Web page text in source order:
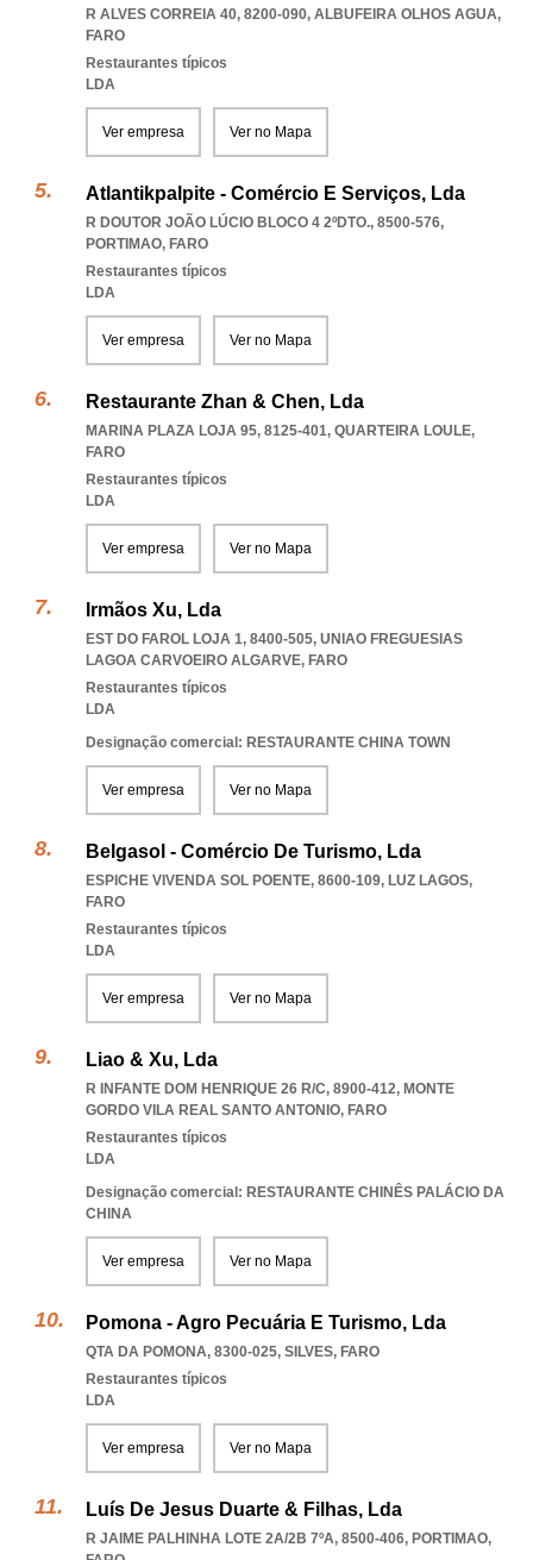
R ALVES CORREIA 40, 8200-090, ALBUFEIRA OLHOS AGUA,
FARO
Restaurantes típicos
LDA
Ver empresa Ver no Mapa
Atlantikpalpite - Comércio E Serviços, Lda
R DOUTOR JOÃO LÚCIO BLOCO 4 2ºDTO., 8500-576,
PORTIMAO, FARO
Restaurantes típicos
LDA
Ver empresa Ver no Mapa
Restaurante Zhan & Chen, Lda
MARINA PLAZA LOJA 95, 8125-401, QUARTEIRA LOULE,
FARO
Restaurantes típicos
LDA
Ver empresa Ver no Mapa
Irmãos Xu, Lda
EST DO FAROL LOJA 1, 8400-505, UNIAO FREGUESIAS
LAGOA CARVOEIRO ALGARVE, FARO
Restaurantes típicos
LDA
Designação comercial: RESTAURANTE CHINA TOWN
Ver empresa Ver no Mapa
Belgasol - Comércio De Turismo, Lda
ESPICHE VIVENDA SOL POENTE, 8600-109, LUZ LAGOS,
FARO
Restaurantes típicos
LDA
Ver empresa Ver no Mapa
Liao & Xu, Lda
R INFANTE DOM HENRIQUE 26 R/C, 8900-412, MONTE
GORDO VILA REAL SANTO ANTONIO, FARO
Restaurantes típicos
LDA
Designação comercial: RESTAURANTE CHINÊS PALÁCIO DA
CHINA
Ver empresa Ver no Mapa
Pomona - Agro Pecuária E Turismo, Lda
QTA DA POMONA, 8300-025, SILVES, FARO
Restaurantes típicos
LDA
Ver empresa Ver no Mapa
Luís De Jesus Duarte & Filhas, Lda
R JAIME PALHINHA LOTE 2A/2B 7ºA, 8500-406, PORTIMAO,